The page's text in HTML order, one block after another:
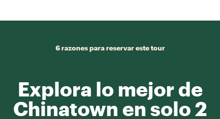
6 razones para reservar este tour
Explora lo mejor de
Chinatown en solo 2